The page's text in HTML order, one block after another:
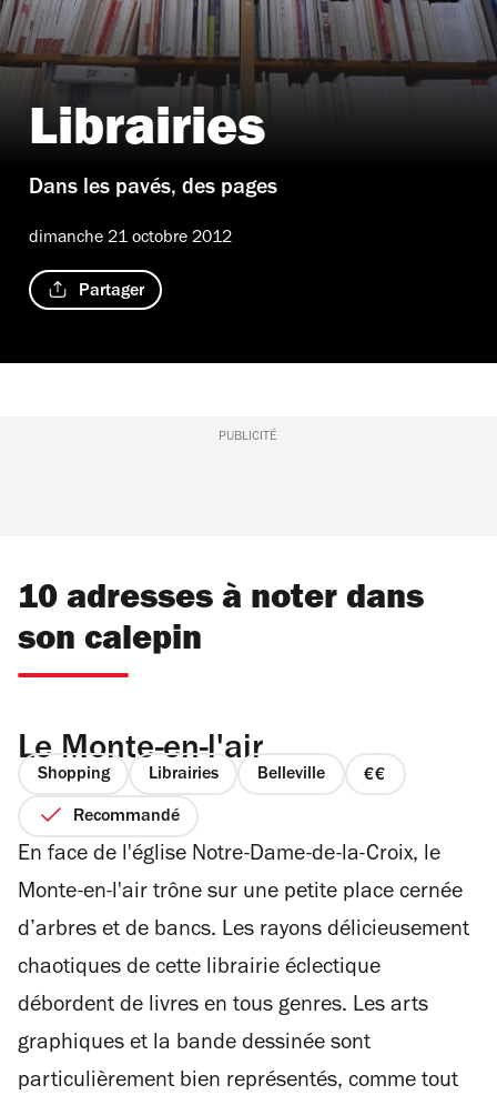
Librairies
Dans les pavés, des pages
dimanche 21 octobre 2012
Partager
PUBLICITÉ
10 adresses à noter dans
son calepin
Le Monte-en-l'air
Shopping Librairies Belleville
prix
4
Recommandé
En face de l'église Notre-Dame-de-la-Croix, le
Monte-en-l'air trône sur une petite place cernée
d’arbres et de bancs. Les rayons délicieusement
chaotiques de cette librairie éclectique
débordent de livres en tous genres. Les arts
graphiques et la bande dessinée sont
particulièrement bien représentés, comme tout